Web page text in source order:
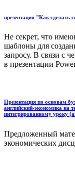
презентация "Как сделать
Не секрет, что
шаблоны для
запросу. В связи с
в презентации
Презентация по основам
английский-экономика на
интегрированному уроку
Предложенный
экономических